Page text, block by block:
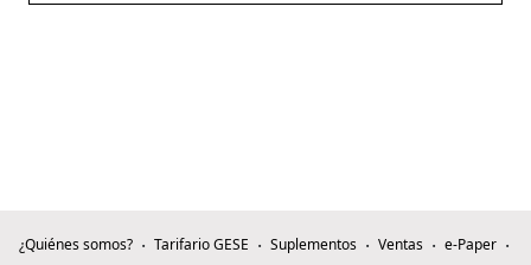
¿Quiénes somos? Tarifario GESE Suplementos Ventas
e-Paper